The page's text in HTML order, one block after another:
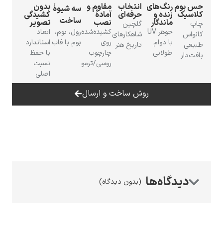
حس بوم
کلاسیک
چاپ
کانواس
طبیعی
بافت‌دار
رنگ‌های
زنده و
ماندگار
جوهر UV
با دوام
طولانی
انتخاب
حرفه‌ای
گلچین
شاهکارهای
تاریخ هنر
مقاوم و
آمادهٔ
نصب
کشیده‌شده
روی
چارچوب
روسی/ترمو
سه شیوهٔ
ساخت
رول، بوم،
بوم با قاب
بدون
کشیدگی
تصویر
ابعاد
استاندارد
با حفظ
نسبت
اصلی
روش ساخت و ارسال
(بدون دیدگاه)